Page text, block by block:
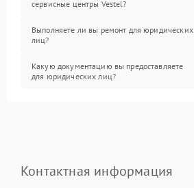
сервисные центры Vestel?
Выполняете ли вы ремонт для юридических
лиц?
Какую документацию вы предоставляете
для юридических лиц?
Контактная информация